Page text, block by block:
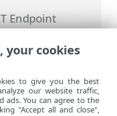
Endpoint
>
hoiatused>
your cookies
to give you the best
our website traffic,
ads. You can agree to the
"Accept all and close",